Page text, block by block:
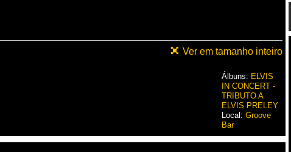
Ver em tamanho inteiro
Álbuns: ELVIS
IN CONCERT -
TRIBUTO A
ELVIS PRELEY
Local: Groove
Bar